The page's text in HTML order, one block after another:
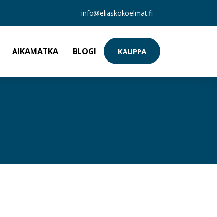
info@eliaskokoelmat.fi
AIKAMATKA BLOGI KAUPPA